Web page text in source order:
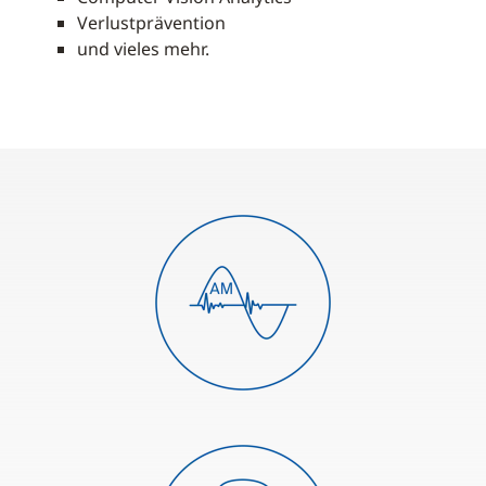
Verlustprävention
und vieles mehr.